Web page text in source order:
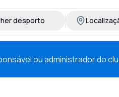
desporto
ou administrador do